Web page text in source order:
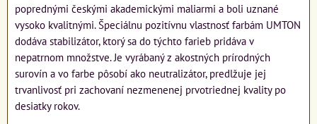
poprednými českými akademickými maliarmi a boli uznané
vysoko kvalitnými. Špeciálnu pozitívnu vlastnosť farbám UMTON
dodáva stabilizátor, ktorý sa do týchto farieb pridáva v
nepatrnom množstve. Je vyrábaný z akostných prírodných
surovín a vo farbe pôsobí ako neutralizátor, predlžuje jej
trvanlivosť pri zachovaní nezmenenej prvotriednej kvality po
desiatky rokov.